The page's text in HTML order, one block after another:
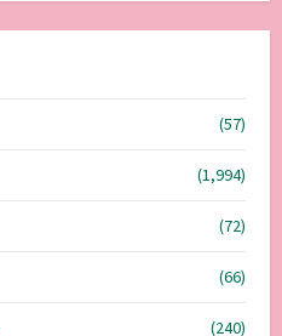
(57)
(1,994)
(72)
(66)
(240)